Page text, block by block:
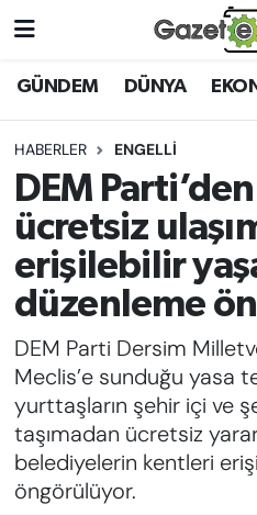
GÜNDEM DÜNYA
HABERLER ENGELLİ
DEM
ücretsiz
erişilebilir
düzenleme
DEM Parti Dersim
Meclis’e sunduğu yasa
yurttaşların şehir içi ve
taşımadan ücretsiz
belediyelerin kentleri
öngörülüyor.
DÜNYA
EKONOMİ
EMEK HABERLERİ
YENİ MEDYADA EMEK
GAZETECİLİĞİNİ
FAYDALI BİLGİLER
GÜNDEM
EĞİTİM
KADIN
Nöbetçi Eczaneler
Hava Durumu
İstanbul Namaz
Trafik Durumu
Süper Lig Puan
Tüm Manşetler
Son Dakika Haberleri
Haber Arşivi